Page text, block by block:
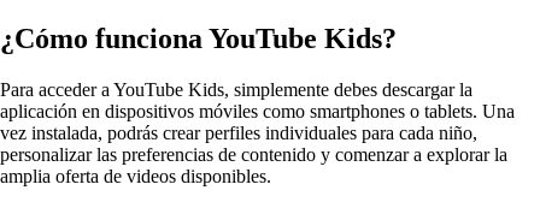
¿Cómo funciona YouTube Kids?
Para acceder a YouTube Kids, simplemente debes descargar la
aplicación en dispositivos móviles como smartphones o tablets. Una
vez instalada, podrás crear perfiles individuales para cada niño,
personalizar las preferencias de contenido y comenzar a explorar la
amplia oferta de videos disponibles.